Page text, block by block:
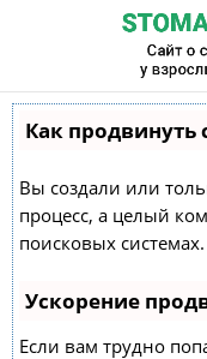
Как продвинуть
Вы создали или
процесс, а целый
поисковых системах.
Ускорение
Если вам трудно